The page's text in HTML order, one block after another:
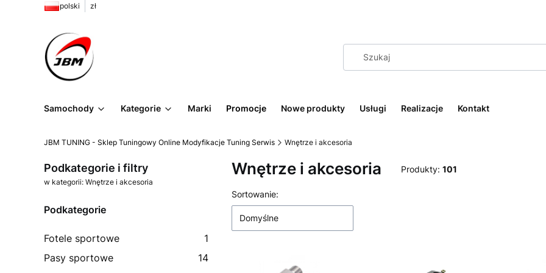
polski zł
Samochody Kategorie Marki Promocje Nowe produkty Usługi Realizacje Kontakt
JBM TUNING - Sklep Tuningowy Online Modyfikacje Tuning Serwis Wnętrze i akcesoria
Podkategorie i filtry
w kategorii: Wnętrze i akcesoria
Podkategorie
Fotele sportowe
1
Pasy sportowe
14
Wnętrze i akcesoria Produkty: 101
Lista produktów
Sortowanie:
Domyślne